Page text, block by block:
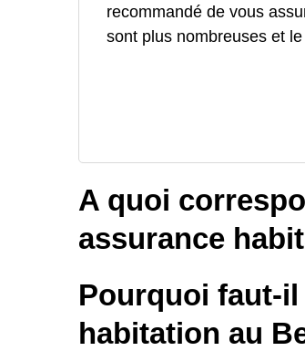
recommandé de vous
sont plus nombreuses et
A quoi
assurance
Pourquoi faut-
habitation au